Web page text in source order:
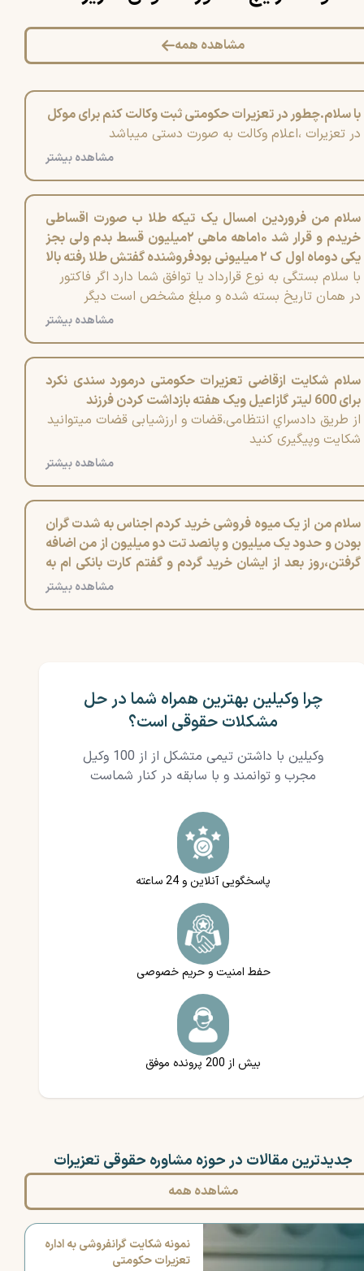
مشاهده همه
با سلام.چطور در تعزیرات حکومتی ثبت وکالت کنم برای موکل
در تعزیرات ،اعلام وکالت به صورت دستی میباشد
مشاهده بیشتر
سلام من فروردین امسال یک تیکه طلا ب صورت اقساطی
خریدم و قرار شد ۱۰ماهه ماهی ۲میلیون قسط بدم ولی بجز
یکی دوماه اول ک ۲ میلیونی بودفروشنده گفتش طلا رفته بالا
شمام باید بیشتر قسط بدید و من چندقسط رو ۳میلیون
۴۰۰واریز کردم من رفتم پرسیدم چقددیگه مونده تسویه کنم
میگه الان ۴ قسط دیگ مونده و هرقسط ۴میلیونو ۲۰۰ میشه
میخواستم بپرسم این کارشون قانونیه؟
با سلام بستگی به نوع قرارداد یا توافق شما دارد اگر فاکتور
در همان تاریخ بسته شده و مبلغ مشخص است دیگر
افزایش قیمت وجاهت قانونی ندارد .که در عرف هم معمولا
مشاهده بیشتر
سلام شکایت ازقاضی تعزیرات حکومتی درمورد سندی نکرد
برای 600 لیتر گازاعیل ویک هفته بازداشت کردن فرزند
از طریق دادسراي انتظامی،قضات و ارزشیابی قضات میتوانید
شکایت وپیگیری کنید
مشاهده بیشتر
سلام من از یک میوه فروشی خرید کردم اجناس به شدت گران
بودن و حدود یک میلیون و پانصد تت دو میلیون از من اضافه
گرفتن،روز بعد از ایشان خرید گردم و گفتم کارت بانکی ام به
مشکل خورده ،امکانش هست فردا پولش رو حساب کنم؟و
مشاهده بیشتر
چرا وکیلین بهترین همراه شما در حل
مشکلات حقوقی است؟
وکیلین با داشتن تیمی متشکل از از 100 وکیل
مجرب و توانمند و با سابقه در کنار شماست
پاسخگویی آنلاین و 24 ساعته
حفط امنیت و حریم خصوصی
بیش از 200 پرونده موفق
جدیدترین مقالات در حوزه مشاوره حقوقی تعزیرات
مشاهده همه
نمونه شکایت گرانفروشی به اداره
تعزیرات حکومتی